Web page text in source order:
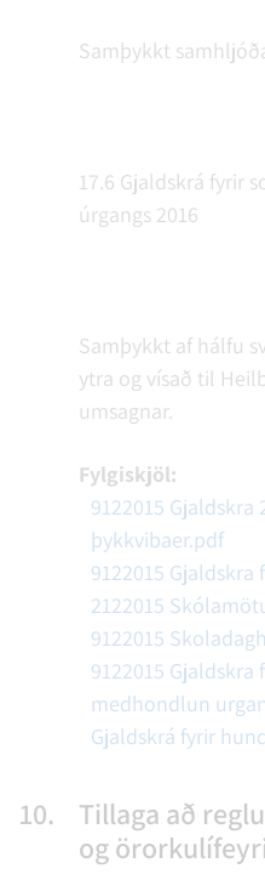
Samþykkt
17.6 Gjaldskrá fyrir
úrgangs 2016
Samþykkt af hálfu
ytra og vísað til
umsagnar.
Fylgiskjöl:
9122015
þykkvibaer.pdf
9122015
2122015
9122015
9122015
medhondlun
Gjaldskrá fyrir
10.
Tillaga að
og